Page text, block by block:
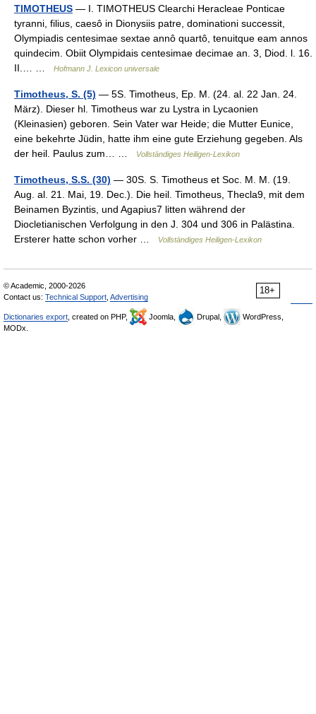
TIMOTHEUS — I. TIMOTHEUS Clearchi Heracleae Ponticae
tyranni, filius, caesô in Dionysiis patre, dominationi successit,
Olympiadis centesimae sextae annô quartô, tenuitque eam annos
quindecim. Obiit Olympidais centesimae decimae an. 3, Diod. l. 16.
II.… …
Hofmann J. Lexicon universale
Timotheus, S. (5) — 5S. Timotheus, Ep. M. (24. al. 22 Jan. 24.
März). Dieser hl. Timotheus war zu Lystra in Lycaonien
(Kleinasien) geboren. Sein Vater war Heide; die Mutter Eunice,
eine bekehrte Jüdin, hatte ihm eine gute Erziehung gegeben. Als
der heil. Paulus zum… …
Vollständiges Heiligen-Lexikon
Timotheus, S.S. (30) — 30S. S. Timotheus et Soc. M. M. (19.
Aug. al. 21. Mai, 19. Dec.). Die heil. Timotheus, Thecla9, mit dem
Beinamen Byzintis, und Agapius7 litten während der
Diocletianischen Verfolgung in den J. 304 und 306 in Palästina.
Ersterer hatte schon vorher …
Vollständiges Heiligen-Lexikon
18+
© Academic, 2000-2026
Contact us: Technical Support Advertising
Dictionaries export , created on PHP, Joomla, Drupal,
WordPress,
MODx.